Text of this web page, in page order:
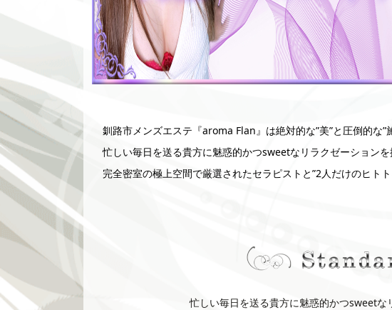
釧路市メンズエステ『aroma Flan』は絶対的な”美”と圧倒的な”
忙しい毎日を送る貴方に魅惑的かつsweetなリラクゼーションを
完全密室の極上空間で厳選されたセラピストと”2人だけのヒトト
忙しい毎日を送る貴方に魅惑的かつsweetな